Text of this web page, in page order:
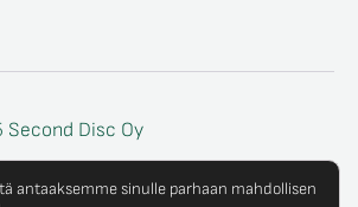
Disc Oy
antaaksemme sinulle parhaan mahdollisen